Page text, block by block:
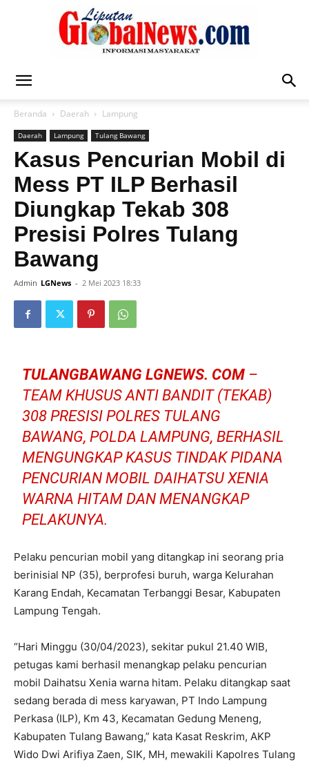
Global
News
Beranda Daerah Lampung
Daerah Lampung Tulang Bawang
Kasus Pencurian Mobil di
Mess PT ILP Berhasil
Diungkap Tekab 308
Presisi Polres Tulang
Bawang
Admin LGNews - 2 Mei 2023 18:33
TULANGBAWANG LGNEWS. COM –
TEAM KHUSUS ANTI BANDIT (TEKAB)
308 PRESISI POLRES TULANG
BAWANG, POLDA LAMPUNG, BERHASIL
MENGUNGKAP KASUS TINDAK PIDANA
PENCURIAN MOBIL DAIHATSU XENIA
WARNA HITAM DAN MENANGKAP
PELAKUNYA.
Pelaku pencurian mobil yang ditangkap ini seorang pria
berinisial NP (35), berprofesi buruh, warga Kelurahan
Karang Endah, Kecamatan Terbanggi Besar, Kabupaten
Lampung Tengah.
“Hari Minggu (30/04/2023), sekitar pukul 21.40 WIB,
petugas kami berhasil menangkap pelaku pencurian
mobil Daihatsu Xenia warna hitam. Pelaku ditangkap saat
sedang berada di mess karyawan, PT Indo Lampung
Perkasa (ILP), Km 43, Kecamatan Gedung Meneng,
Kabupaten Tulang Bawang,” kata Kasat Reskrim, AKP
Wido Dwi Arifiya Zaen, SIK, MH, mewakili Kapolres Tulang